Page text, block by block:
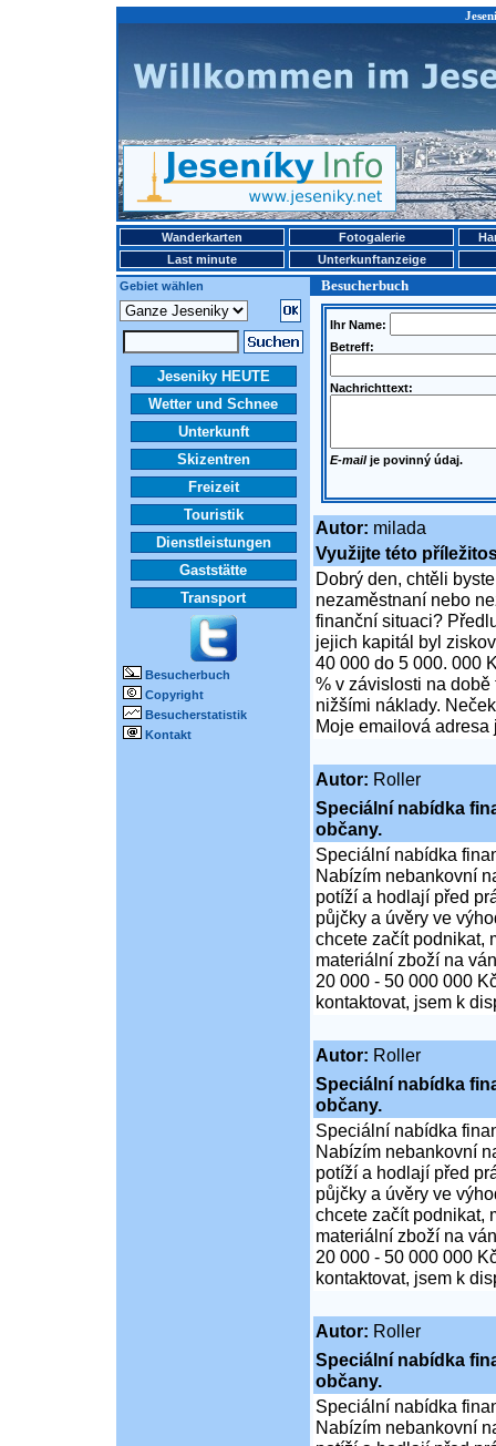
Wanderkarten Fotogalerie
Last minute
Unterkunftanzeige
Gebiet wählen
Besucherbuch
Jeseniky HEUTE
Wetter und Schnee
Unterkunft
Skizentren
Freizeit
Touristik
Dienstleistungen
Gaststätte
Transport
Besucherbuch
Copyright
Besucherstatistik
Kontakt
Ihr Name:
Betreff:
Nachrichttext:
E-mailje povinný údaj.
Autor: milada
Využijte této
Dobrý den, chtěli
nezaměstnaní nebo
finanční situaci?
jejich kapitál byl
40 000 do 5 000. 000
% v závislosti na
nižšími náklady.
Moje emailová adresa
Autor: Roller
Speciální nabídka
občany.
Speciální nabídka
Nabízím nebankovní
potíží a hodlají před
půjčky a úvěry ve
chcete začít podnikat,
materiální zboží na
20 000 - 50 000 000
kontaktovat, jsem k
Autor: Roller
Speciální nabídka
občany.
Speciální nabídka
Nabízím nebankovní
potíží a hodlají před
půjčky a úvěry ve
chcete začít podnikat,
materiální zboží na
20 000 - 50 000 000
kontaktovat, jsem k
Autor: Roller
Speciální nabídka
občany.
Speciální nabídka
Nabízím nebankovní